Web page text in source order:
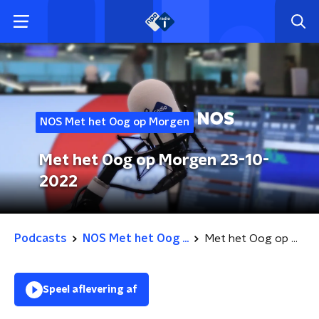
NOS Met het Oog op Morgen
Met het Oog op Morgen 23-10-
2022
Podcasts NOS Met het Oog ... Met het Oog op Morgen 23-10-2022
Speel aflevering af